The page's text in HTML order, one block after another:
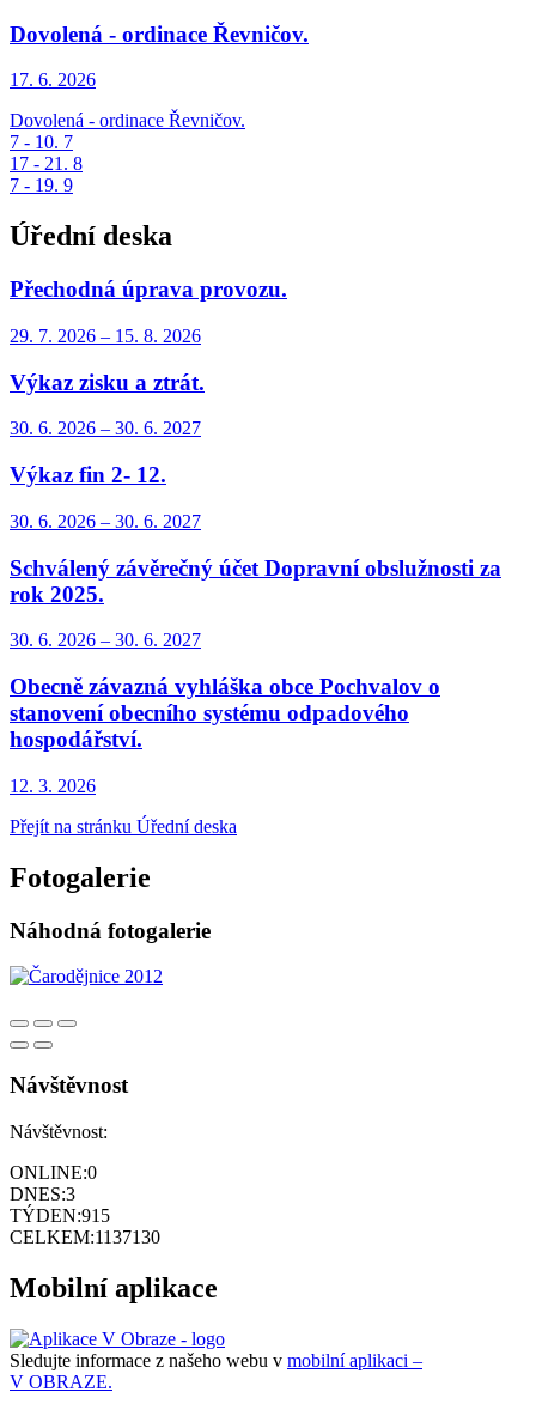
Dovolená - ordinace Řevničov.
17. 6. 2026
Dovolená - ordinace Řevničov.
7 - 10. 7
17 - 21. 8
7 - 19. 9
Úřední deska
Přechodná úprava provozu.
29. 7. 2026 – 15. 8. 2026
Výkaz zisku a ztrát.
30. 6. 2026 – 30. 6. 2027
Výkaz fin 2- 12.
30. 6. 2026 – 30. 6. 2027
Schválený závěrečný účet Dopravní obslužnosti za
rok 2025.
30. 6. 2026 – 30. 6. 2027
Obecně závazná vyhláška obce Pochvalov o
stanovení obecního systému odpadového
hospodářství.
12. 3. 2026
Přejít na stránku Úřední deska
Fotogalerie
Náhodná fotogalerie
Návštěvnost
Návštěvnost:
ONLINE:0
DNES:3
TÝDEN:915
CELKEM:1137130
Mobilní aplikace
Sledujte informace z našeho webu v mobilní aplikaci –
V OBRAZE.